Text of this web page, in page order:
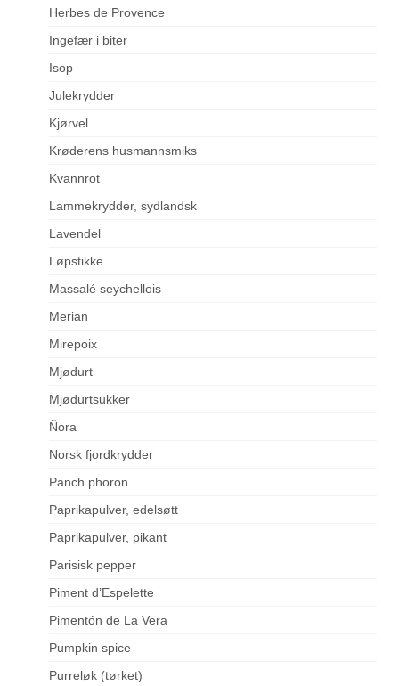
Herbes de Provence
Ingefær i biter
Isop
Julekrydder
Kjørvel
Krøderens husmannsmiks
Kvannrot
Lammekrydder, sydlandsk
Lavendel
Løpstikke
Massalé seychellois
Merian
Mirepoix
Mjødurt
Mjødurtsukker
Ñora
Norsk fjordkrydder
Panch phoron
Paprikapulver, edelsøtt
Paprikapulver, pikant
Parisisk pepper
Piment d’Espelette
Pimentón de La Vera
Pumpkin spice
Purreløk (tørket)